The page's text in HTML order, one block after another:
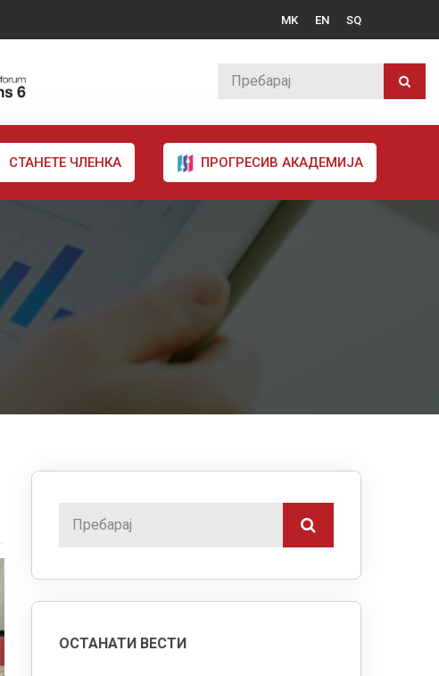
MK EN SQ
СТАНЕТЕ ЧЛЕНКА ПРОГРЕСИВ АКАДЕМИЈА
ОСТАНАТИ ВЕСТИ